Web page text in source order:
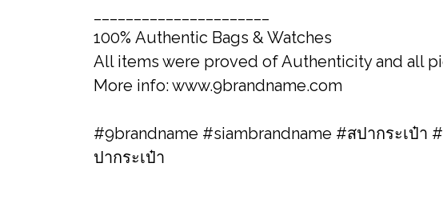
100% Authentic Bags & Watches
All items were proved of Authenticity and all
More info: www.9brandname.com
#9brandname #siambrandname #สปากระเป๋
ปากระเป๋า